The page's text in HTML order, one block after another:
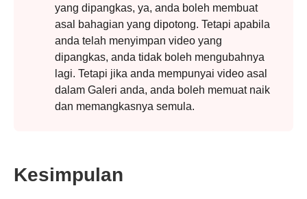
yang dipangkas, ya, anda boleh membuat
asal bahagian yang dipotong. Tetapi apabila
anda telah menyimpan video yang
dipangkas, anda tidak boleh mengubahnya
lagi. Tetapi jika anda mempunyai video asal
dalam Galeri anda, anda boleh memuat naik
dan memangkasnya semula.
Kesimpulan